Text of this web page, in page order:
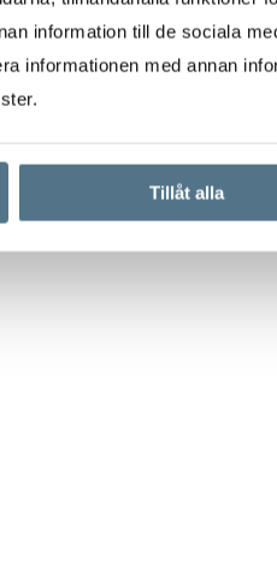
information till de sociala
informationen med annan
Tillåt alla